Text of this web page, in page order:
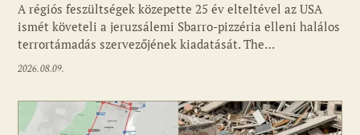
A régiós feszültségek közepette 25 év elteltével az USA
ismét követeli a jeruzsálemi Sbarro-pizzéria elleni halálos
terrortámadás szervezőjének kiadatását. The…
2026.08.09.